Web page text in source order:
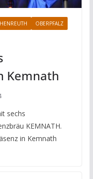
OBERPFALZ
Kemnath
sechs
KEMNATH.
in Kemnath